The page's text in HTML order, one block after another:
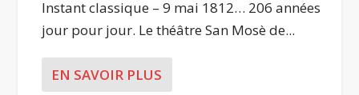
Instant classique – 9 mai 1812… 206 années
jour pour jour. Le théâtre San Mosè de...
EN SAVOIR PLUS